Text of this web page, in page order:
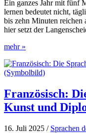
Ein ganzes Jahr mit fünf
lernen bedeutet nicht,
bis zehn Minuten reichen
hier setzt der
Langenscheidt
2026:
Sprachen
mit
Freude
und
mehr »
Französisch:
Kunst und
16. Juli 2025 / Sprachen